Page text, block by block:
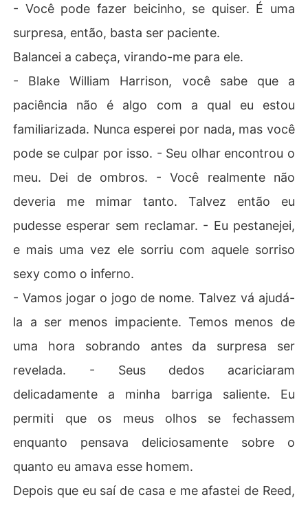
- Você pode fazer beicinho, se quiser. É uma
surpresa, então, basta ser paciente.
Balancei a cabeça, virando-me para ele.
- Blake William Harrison, você sabe que a
paciência não é algo com a qual eu estou
familiarizada. Nunca esperei por nada, mas você
pode se culpar por isso. - Seu olhar encontrou o
meu. Dei de ombros. - Você realmente não
deveria me mimar tanto. Talvez então eu
pudesse esperar sem reclamar. - Eu pestanejei,
e mais uma vez ele sorriu com aquele sorriso
sexy como o inferno.
- Vamos jogar o jogo de nome. Talvez vá ajudá-
la a ser menos impaciente. Temos menos de
uma hora sobrando antes da surpresa ser
revelada. - Seus dedos acariciaram
delicadamente a minha barriga saliente. Eu
permiti que os meus olhos se fechassem
enquanto pensava deliciosamente sobre o
quanto eu amava esse homem.
Depois que eu saí de casa e me afastei de Reed,